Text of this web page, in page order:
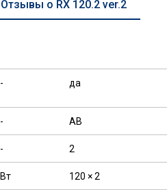
Отзывы о RX 120.2 ver.2
- да
- AB
- 2
Вт 120 × 2